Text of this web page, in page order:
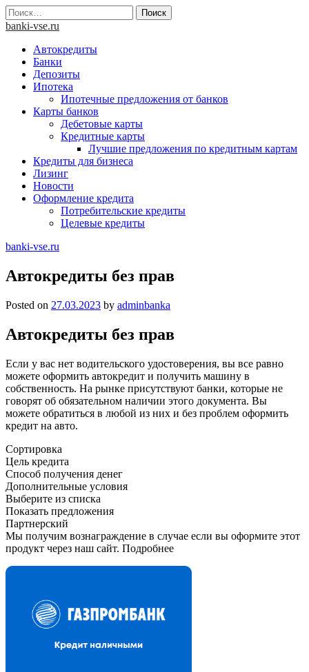
Skip
to
Найти:
banki-vse.ru
Автокредиты
Банки
Депозиты
Ипотека
Ипотечные предложения от банков
Карты банков
Дебетовые карты
Кредитные карты
Лучшие предложения по кредитным картам
Кредиты для бизнеса
Лизинг
Новости
Оформление кредита
Потребительские кредиты
Целевые кредиты
banki-vse.ru
Автокредиты без прав
Posted on 27.03.2023 by adminbanka
Автокредиты без прав
Если у вас нет водительского удостоверения, вы все равно
можете оформить автокредит и получить машину в
собственность. На рынке присутствуют банки, которые не
говорят об обязательном наличии этого документа. Вы
можете обратиться в любой из них и без проблем оформить
кредит на авто.
Сортировка
Цель кредита
Способ получения денег
Дополнительные условия
Выберите из списка
Показать предложения
Партнерский
Мы получим вознаграждение в случае если вы оформите этот
продукт через наш сайт. Подробнее